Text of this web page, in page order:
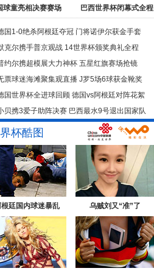
球童亮相决赛赛场 巴西世界杯闭幕式全程
国1-0绝杀阿根廷夺冠 门将诺伊尔获金手套
克尔携手普京观战 14世界杯颁奖典礼全程
约尔携超模展大力神杯 五星红旗赛场抢镜
票球迷海滩聚集观直播 J罗5场6球获金靴奖
国世界杯全进球回顾 德国vs阿根廷对阵花絮
贝携3爱子助阵决赛 巴西最水9号退出国家队
杯酷图
廷国内球迷暴乱 乌贼刘又“准”了